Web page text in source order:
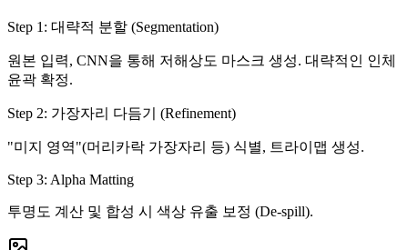
Step 1: 대략적 분할 (Segmentation)
원본 입력, CNN을 통해 저해상도 마스크 생성. 대략적인 인체
윤곽 확정.
Step 2: 가장자리 다듬기 (Refinement)
"미지 영역"(머리카락 가장자리 등) 식별, 트라이맵 생성.
Step 3: Alpha Matting
투명도 계산 및 합성 시 색상 유출 보정 (De-spill).